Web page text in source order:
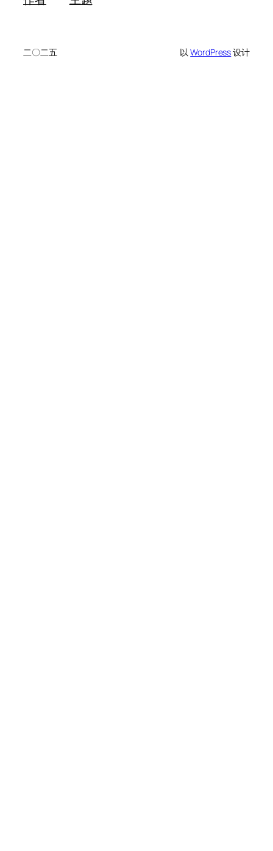
二〇二五 以WordPress设计